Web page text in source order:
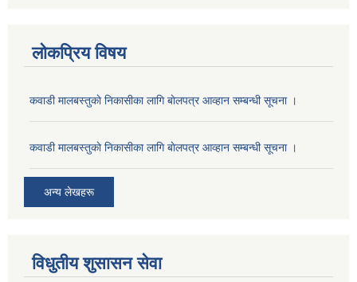
लोकप्रिय विषय
कवाडी मालबस्तुकाे निकासीका लागि बाेलपत्र आव्हान सम्बन्धी सूचना ।
कवाडी मालबस्तुकाे निकासीका लागि बाेलपत्र आव्हान सम्बन्धी सूचना ।
अन्य लेखहरू
विधुतीय शुसासन सेवा